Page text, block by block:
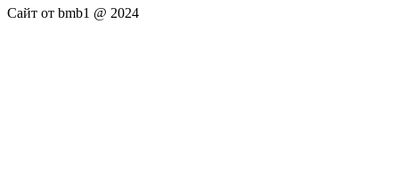
Сайт от bmb1 @ 2024